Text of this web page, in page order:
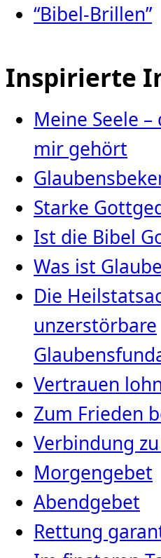
“Bibel-Brillen”
Inspirierte
Meine Seele
mir gehört
Starke
Ist die Bibel
Was ist
Die
unzerstörbare
Vertrauen
Zum Frieden
Verbindung
Morgengebet
Abendgebet
Rettung